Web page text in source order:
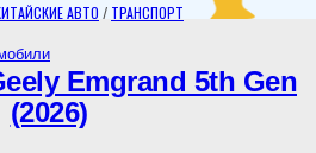
АВТО / ТРАНСПОРТ
Emgrand 5th Gen
(2026)